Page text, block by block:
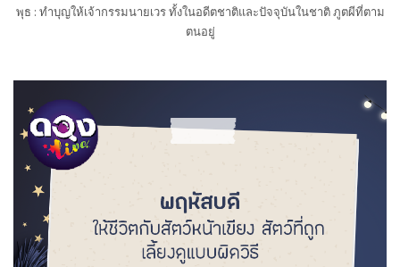
พุธ : ทำบุญให้เจ้ากรรมนายเวร ทั้งในอดีตชาติและปัจจุบันในชาติ ภูตผีที่ตาม
ตนอยู่